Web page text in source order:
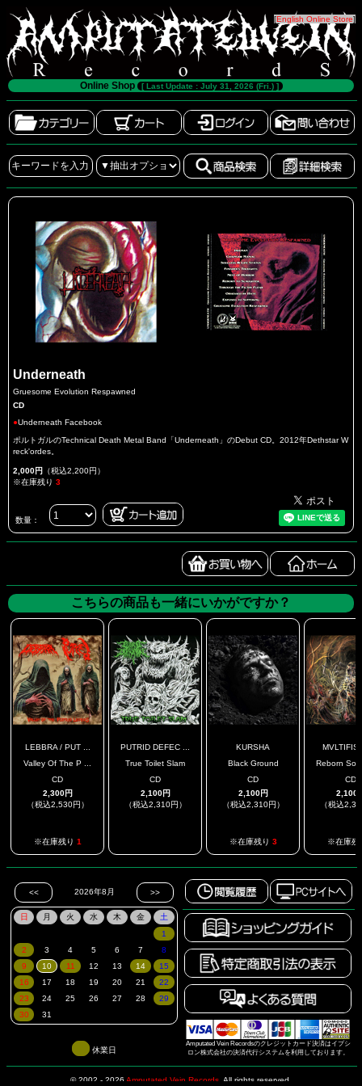
[English Online Store]
Online Shop [ Last Update : July 31, 2026 (Fri.) ]
Underneath
Gruesome Evolution Respawned
CD
●Underneath Facebook
ポルトガルのTechnical Death Metal Band「Underneath」のDebut CD。2012年Dethstar W
reck'ordes。
2,000円 （税込2,200円）
※在庫残り 3
数量：
こちらの商品も一緒にいかがですか？
LEBBRA / PUT ...
Valley Of The P ...
CD
2,300円
（税込2,530円）
※在庫残り 1
PUTRID DEFEC ...
True Toilet Slam
CD
2,100円
（税込2,310円）
KURSHA
Black Ground
CD
2,100円
（税込2,310円）
※在庫残り 3
Reborn
CD
2,100
（税込
※在庫残
Amputated Vein Recordsのクレジットカード決済はイプシ
ロン株式会社の決済代行システムを利用しております。
休業日
© 2002 - 2026 Amputated Vein Records All rights reserved.